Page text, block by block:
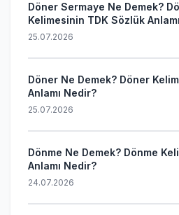
Döner Sermaye Ne Demek?
Kelimesinin TDK Sözlük
25.07.2026
Döner Ne Demek? Döner
Anlamı Nedir?
25.07.2026
Dönme Ne Demek? Dönme
Anlamı Nedir?
24.07.2026